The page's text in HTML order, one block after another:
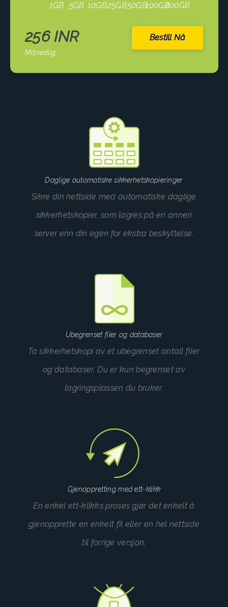
1GB 5GB 10GB25GB50GB100GB200GB
256 INR
Månedlig
Bestill Nå
Daglige automatiske sikkerhetskopieringer
Sikre din nettside med automatiske daglige
sikkerhetskopier, som lagres på en annen
server enn din egen for ekstra beskyttelse.
Ubegrenset filer og databaser
Ta sikkerhetskopi av et ubegrenset antall filer
og databaser. Du er kun begrenset av
lagringsplassen du bruker.
Gjenoppretting med ett-klikk
En enkel ett-klikks proses gjør det enkelt å
gjenopprette en enkelt fil eller en hel nettside
til forrige versjon.